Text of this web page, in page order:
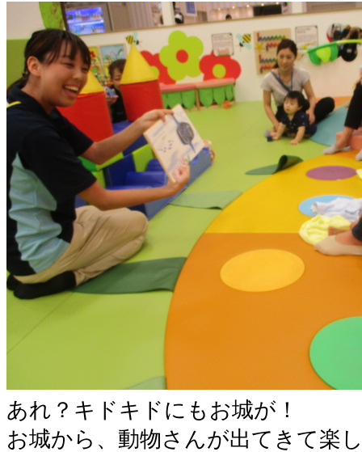
あれ？キドキドにもお城が！
お城から、動物さんが出てきて楽